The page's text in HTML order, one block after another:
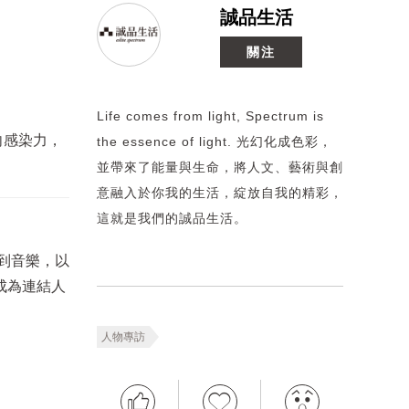
染力，
音樂，以
連結人
誠品生活
關注
Life comes from light, Spectrum is
the essence of light. 光幻化成色彩，
並帶來了能量與生命，將人文、藝術與創
意融入於你我的生活，綻放自我的精彩，
這就是我們的誠品生活。
人物專訪